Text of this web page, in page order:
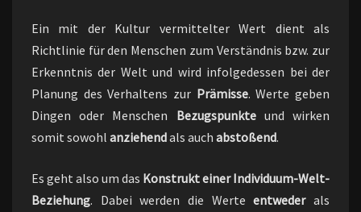
Ein mit der Kultur vermittelter Wert dient als
Richtlinie für den Menschen zum Verständnis bzw. zur
Erkenntnis der Welt und wird infolgedessen bei der
Planung des Verhaltens zur Prämisse. Werte geben
Dingen oder Menschen Bezugspunkteund wirken
somit sowohl anziehendals auch abstoßend.
Es geht also um das Konstrukt einer Individuum-Welt-
Beziehung. Dabei werden die Werteentwederals